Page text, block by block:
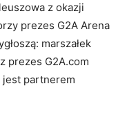
z okazji
prezes G2A Arena
marszałek
prezes G2A.com
jest partnerem